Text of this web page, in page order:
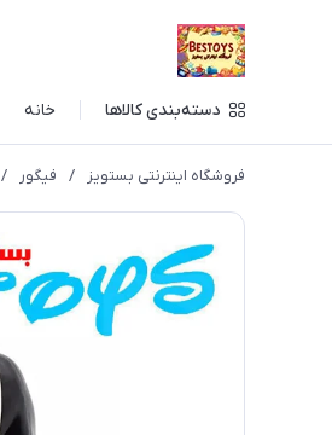
دسته‌بندی کالاها خانه
فروشگاه اینترنتی بستویز / فیگور /